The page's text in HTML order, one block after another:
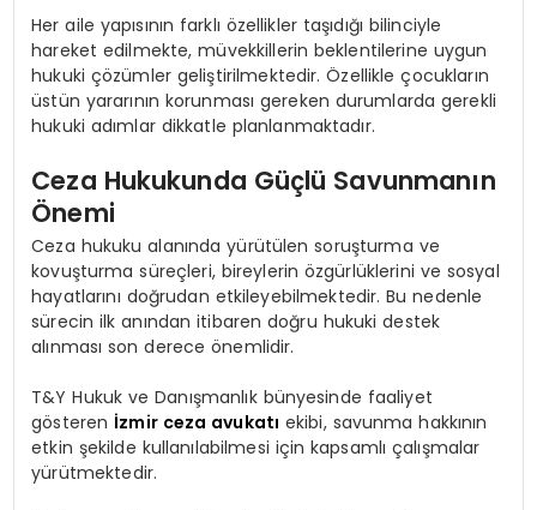
Her aile yapısının farklı özellikler taşıdığı bilinciyle
hareket edilmekte, müvekkillerin beklentilerine uygun
hukuki çözümler geliştirilmektedir. Özellikle çocukların
üstün yararının korunması gereken durumlarda gerekli
hukuki adımlar dikkatle planlanmaktadır.
Ceza Hukukunda Güçlü Savunmanın
Önemi
Ceza hukuku alanında yürütülen soruşturma ve
kovuşturma süreçleri, bireylerin özgürlüklerini ve sosyal
hayatlarını doğrudan etkileyebilmektedir. Bu nedenle
sürecin ilk anından itibaren doğru hukuki destek
alınması son derece önemlidir.
T&Y Hukuk ve Danışmanlık bünyesinde faaliyet
gösteren İzmir ceza avukatı ekibi, savunma hakkının
etkin şekilde kullanılabilmesi için kapsamlı çalışmalar
yürütmektedir.